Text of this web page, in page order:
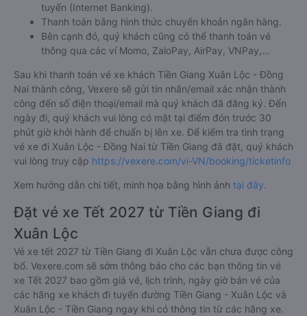
tuyến (Internet Banking).
Thanh toán bằng hình thức chuyển khoản ngân hàng.
Bên cạnh đó, quý khách cũng có thể thanh toán vé
thông qua các ví Momo, ZaloPay, AirPay, VNPay,…
Sau khi thanh toán vé xe khách Tiền Giang Xuân Lộc - Đồng
Nai thành công, Vexere sẽ gửi tin nhắn/email xác nhận thành
công đến số điện thoại/email mà quý khách đã đăng ký. Đến
ngày đi, quý khách vui lòng có mặt tại điểm đón trước 30
phút giờ khởi hành để chuẩn bị lên xe. Để kiểm tra tình trạng
vé xe đi Xuân Lộc - Đồng Nai từ Tiền Giang đã đặt, quý khách
vui lòng truy cập https://vexere.com/vi-VN/booking/ticketinfo
Xem hướng dẫn chi tiết, minh họa bằng hình ảnh tại đây.
Đặt vé xe Tết 2027 từ Tiền Giang đi
Xuân Lộc
Vé xe tết 2027 từ Tiền Giang đi Xuân Lộc vẫn chưa được công
bố. Vexere.com sẽ sớm thông báo cho các bạn thông tin vé
xe Tết 2027 bao gồm giá vé, lịch trình, ngày giờ bán vé của
các hãng xe khách đi tuyến đường Tiền Giang - Xuân Lộc và
Xuân Lộc - Tiền Giang ngay khi có thông tin từ các hãng xe.